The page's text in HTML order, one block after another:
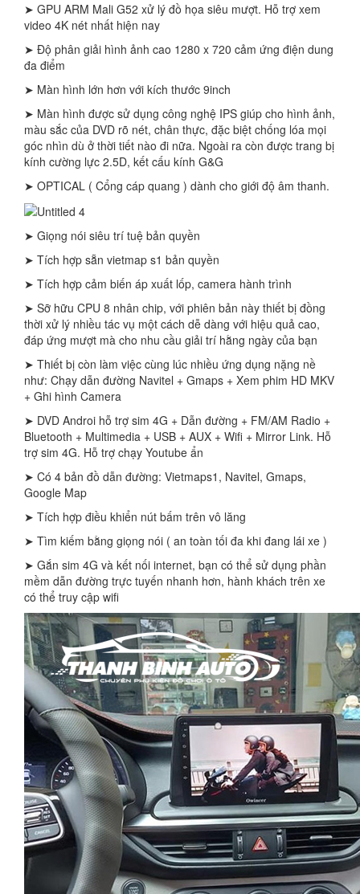
➤ GPU ARM Mali G52 xử lý đồ họa siêu mượt. Hỗ trợ xem
video 4K nét nhất hiện nay
➤ Độ phân giải hình ảnh cao 1280 x 720 cảm ứng điện dung
đa điểm
➤ Màn hình lớn hơn với kích thước 9inch
➤ Màn hình được sử dụng công nghệ IPS giúp cho hình ảnh,
màu sắc của DVD rõ nét, chân thực, đặc biệt chống lóa mọi
góc nhìn dù ở thời tiết nào đi nữa. Ngoài ra còn được trang bị
kính cường lực 2.5D, kết cấu kính G&G
➤ OPTICAL ( Cổng cáp quang ) dành cho giới độ âm thanh.
➤ Giọng nói siêu trí tuệ bản quyền
➤ Tích hợp sẵn vietmap s1 bản quyền
➤ Tích hợp cảm biến áp xuất lốp, camera hành trình
➤ Sỡ hữu CPU 8 nhân chip, với phiên bản này thiết bị đồng
thời xử lý nhiều tác vụ một cách dễ dàng với hiệu quả cao,
đáp ứng mượt mà cho nhu cầu giải trí hằng ngày của bạn
➤ Thiết bị còn làm việc cùng lúc nhiều ứng dụng nặng nề
như: Chạy dẫn đường Navitel + Gmaps + Xem phim HD MKV
+ Ghi hình Camera
➤ DVD Androi hỗ trợ sim 4G + Dẫn đường + FM/AM Radio +
Bluetooth + Multimedia + USB + AUX + Wifi + Mirror Link. Hỗ
trợ sim 4G. Hỗ trợ chạy Youtube ẩn
➤ Có 4 bản đồ dẫn đường: Vietmaps1, Navitel, Gmaps,
Google Map
➤ Tích hợp điều khiển nút bấm trên vô lăng
➤ Tìm kiếm bằng giọng nói ( an toàn tối đa khi đang lái xe )
➤ Gắn sim 4G và kết nối internet, bạn có thể sử dụng phần
mềm dẫn đường trực tuyến nhanh hơn, hành khách trên xe
có thể truy cập wifi